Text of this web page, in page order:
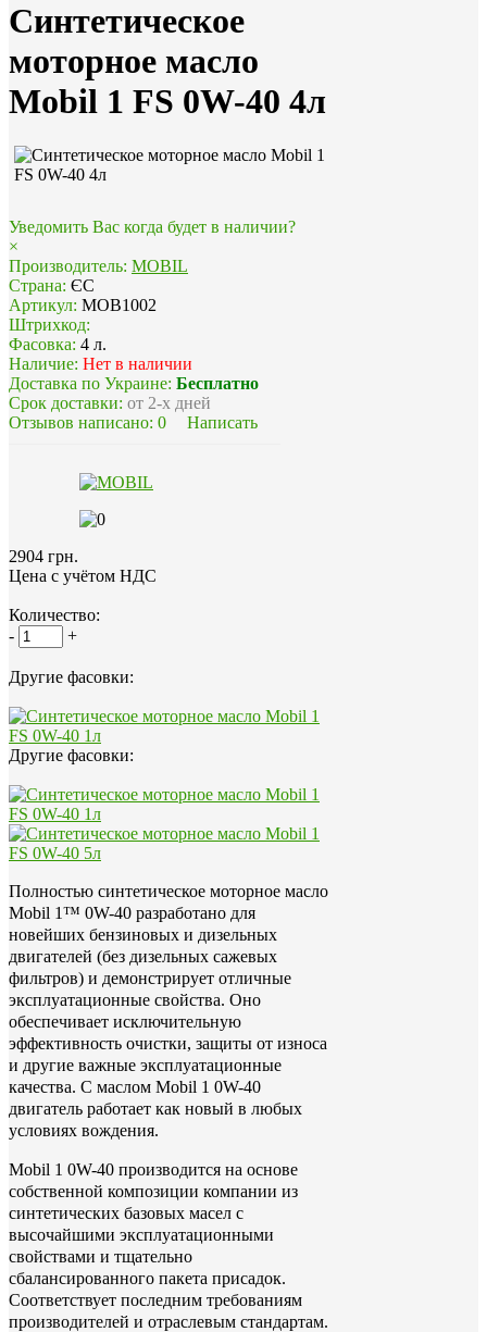
Синтетическое
моторное масло
Mobil 1 FS 0W-40 4л
Уведомить Вас когда будет в наличии?
×
Производитель: MOBIL
Страна: ЄС
Артикул: MOB1002
Штрихкод:
Фасовка: 4 л.
Наличие: Нет в наличии
Доставка по Украине: Бесплатно
Срок доставки: от 2-х дней
Отзывов написано: 0 Написать
2904 грн.
Цена с учётом НДС
Количество:
-
+
Другие фасовки:
Другие фасовки:
Полностью синтетическое моторное масло
Mobil 1™ 0W-40 разработано для
новейших бензиновых и дизельных
двигателей (без дизельных сажевых
фильтров) и демонстрирует отличные
эксплуатационные свойства. Оно
обеспечивает исключительную
эффективность очистки, защиты от износа
и другие важные эксплуатационные
качества. С маслом Mobil 1 0W-40
двигатель работает как новый в любых
условиях вождения.
Mobil 1 0W-40 производится на основе
собственной композиции компании из
синтетических базовых масел с
высочайшими эксплуатационными
свойствами и тщательно
сбалансированного пакета присадок.
Соответствует последним требованиям
производителей и отраслевым стандартам.